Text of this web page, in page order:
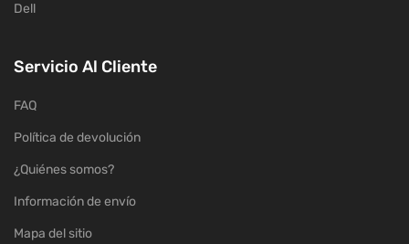
Dell
Servicio Al Cliente
FAQ
Política de devolución
¿Quiénes somos?
Información de envío
Mapa del sitio